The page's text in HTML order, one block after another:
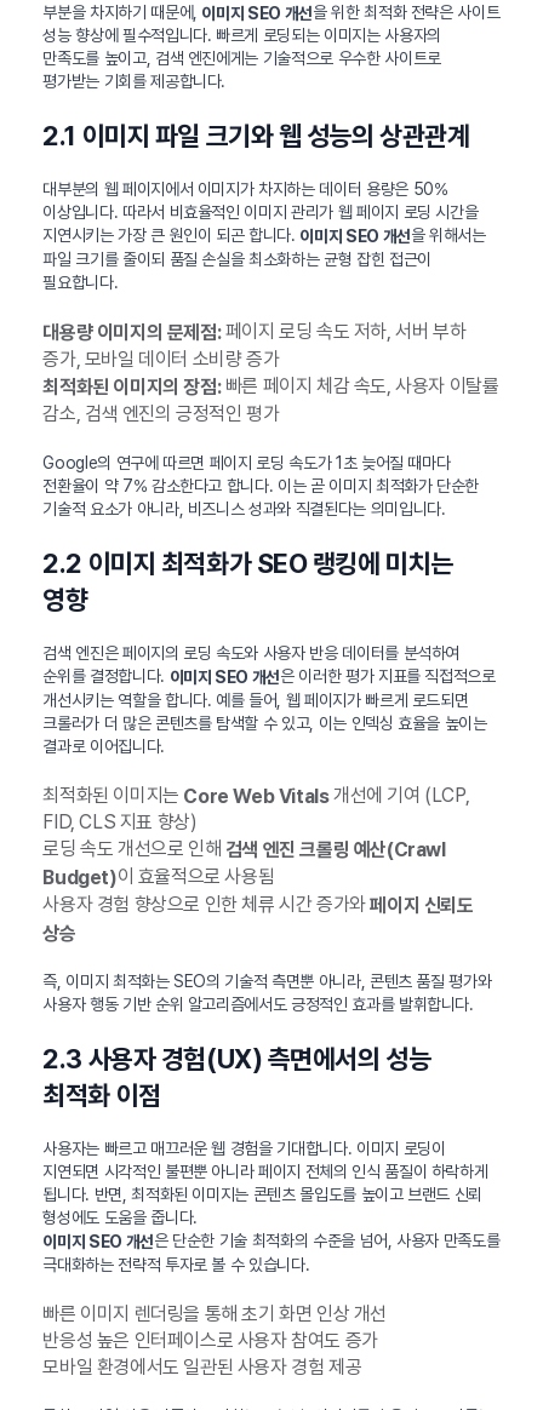
부분을 차지하기 때문에, 이미지 SEO 개선을 위한 최적화 전략은 사이트
성능 향상에 필수적입니다. 빠르게 로딩되는 이미지는 사용자의
만족도를 높이고, 검색 엔진에게는 기술적으로 우수한 사이트로
평가받는 기회를 제공합니다.
2.1 이미지 파일 크기와 웹 성능의 상관관계
대부분의 웹 페이지에서 이미지가 차지하는 데이터 용량은 50%
이상입니다. 따라서 비효율적인 이미지 관리가 웹 페이지 로딩 시간을
지연시키는 가장 큰 원인이 되곤 합니다. 이미지 SEO 개선을 위해서는
파일 크기를 줄이되 품질 손실을 최소화하는 균형 잡힌 접근이
필요합니다.
대용량 이미지의 문제점:페이지 로딩 속도 저하, 서버 부하
증가, 모바일 데이터 소비량 증가
최적화된 이미지의 장점:빠른 페이지 체감 속도, 사용자 이탈률
감소, 검색 엔진의 긍정적인 평가
Google의 연구에 따르면 페이지 로딩 속도가 1초 늦어질 때마다
전환율이 약 7% 감소한다고 합니다. 이는 곧 이미지 최적화가 단순한
기술적 요소가 아니라, 비즈니스 성과와 직결된다는 의미입니다.
2.2 이미지 최적화가 SEO 랭킹에 미치는
영향
검색 엔진은 페이지의 로딩 속도와 사용자 반응 데이터를 분석하여
순위를 결정합니다. 이미지 SEO 개선은 이러한 평가 지표를 직접적으로
개선시키는 역할을 합니다. 예를 들어, 웹 페이지가 빠르게 로드되면
크롤러가 더 많은 콘텐츠를 탐색할 수 있고, 이는 인덱싱 효율을 높이는
결과로 이어집니다.
최적화된 이미지는 Core Web Vitals개선에 기여 (LCP,
FID, CLS 지표 향상)
로딩 속도 개선으로 인해 검색 엔진 크롤링 예산(Crawl
Budget)이 효율적으로 사용됨
사용자 경험 향상으로 인한 체류 시간 증가와페이지 신뢰도
상승
즉, 이미지 최적화는 SEO의 기술적 측면뿐 아니라, 콘텐츠 품질 평가와
사용자 행동 기반 순위 알고리즘에서도 긍정적인 효과를 발휘합니다.
2.3 사용자 경험(UX) 측면에서의 성능
최적화 이점
사용자는 빠르고 매끄러운 웹 경험을 기대합니다. 이미지 로딩이
지연되면 시각적인 불편뿐 아니라 페이지 전체의 인식 품질이 하락하게
됩니다. 반면, 최적화된 이미지는 콘텐츠 몰입도를 높이고 브랜드 신뢰
형성에도 도움을 줍니다.
이미지 SEO 개선은 단순한 기술 최적화의 수준을 넘어, 사용자 만족도를
극대화하는 전략적 투자로 볼 수 있습니다.
빠른 이미지 렌더링을 통해 초기 화면 인상 개선
반응성 높은 인터페이스로 사용자 참여도 증가
모바일 환경에서도 일관된 사용자 경험 제공